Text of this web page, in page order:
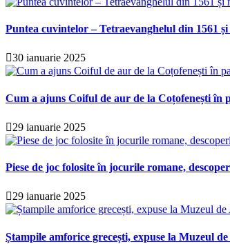
Puntea cuvintelor – Tetraevanghelul din 1561
30 ianuarie 2025
Cum a ajuns Coiful de aur de la Coțofenești în
29 ianuarie 2025
Piese de joc folosite în jocurile romane,
29 ianuarie 2025
Ștampile amforice grecești, expuse la Muzeul